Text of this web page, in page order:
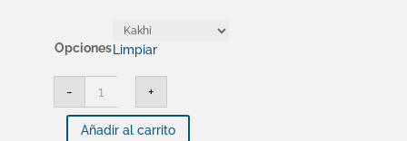
Opciones Limpiar
-
MUNAMI
Almohadón
Lactancia
cantidad
+
Añadir al carrito